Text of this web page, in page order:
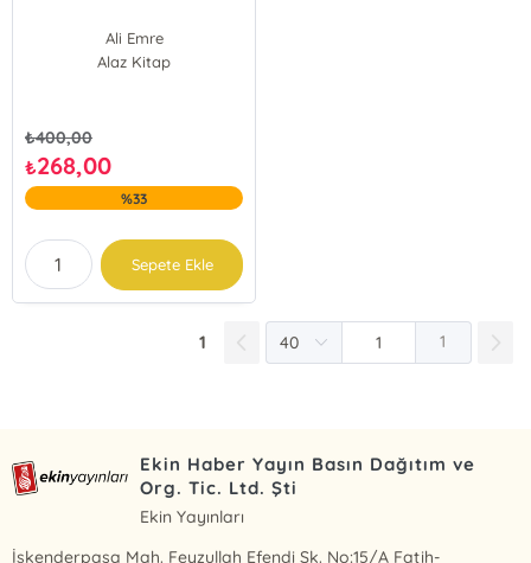
Ali Emre
Alaz Kitap
₺400,00
₺268,00
%33
Sepete Ekle
1 1
Ekin Haber Yayın Basın Dağıtım ve
Org. Tic. Ltd. Şti
Ekin Yayınları
İskenderpaşa Mah. Feyzullah Efendi Sk. No:15/A Fatih-